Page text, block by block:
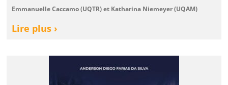
Emmanuelle Caccamo (UQTR) et Katharina Niemeyer (UQAM)
Lire plus ›